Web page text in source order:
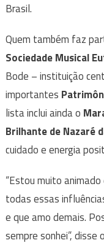
Brasil.
Quem também faz
Sociedade Musical
Bode – instituição
importantes
lista inclui ainda o
Brilhante de Nazaré
cuidado e energia
“Estou muito
todas essas
e que amo demais.
sempre sonhei”,